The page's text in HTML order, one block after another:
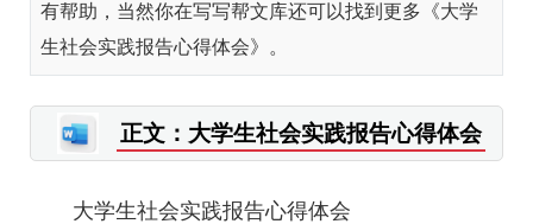
有帮助，当然你在写写帮文库还可以找到更多《大学
生社会实践报告心得体会》。
正文：大学生社会实践报告心得体会
大学生社会实践报告心得体会